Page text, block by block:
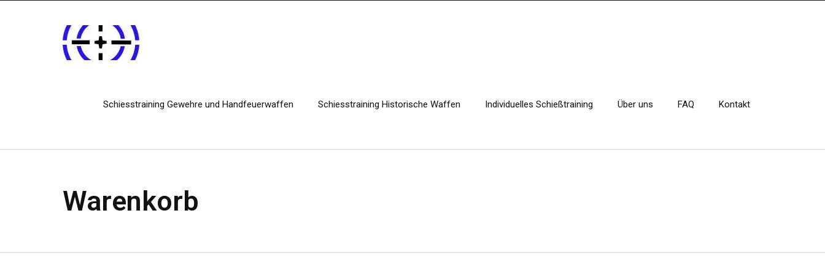
Schiesstraining Gewehre und Handfeuerwaffen Schiesstraining Historische Waffen Individuelles Schießtraining Über uns FAQ Kontakt
Warenkorb